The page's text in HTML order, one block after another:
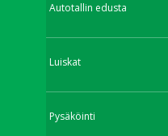
Autotallin edusta
Luiskat
Pysäköinti